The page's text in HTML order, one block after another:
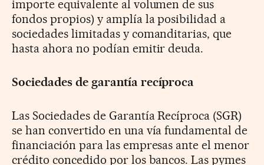
importe equivalente al volumen de sus
fondos propios) y amplía la posibilidad a
sociedades limitadas y comanditarias, que
hasta ahora no podían emitir deuda.
Sociedades de garantía recíproca
Las Sociedades de Garantía Recíproca (SGR)
se han convertido en una vía fundamental de
financiación para las empresas ante el menor
crédito concedido por los bancos. Las pymes